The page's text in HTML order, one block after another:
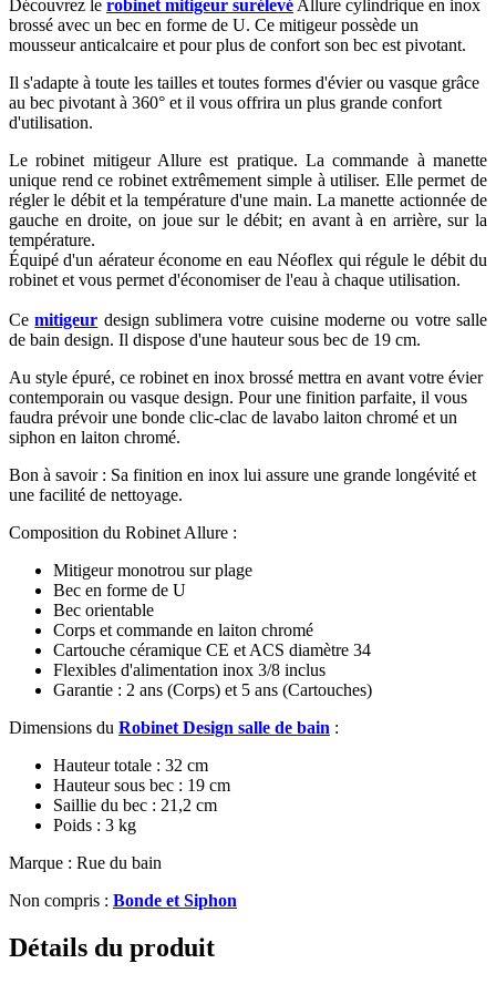
Découvrez le robinet mitigeur surélevé Allure cylindrique en inox
brossé avec un bec en forme de U. Ce mitigeur possède un
mousseur anticalcaire et pour plus de confort son bec est pivotant.
Il s'adapte à toute les tailles et toutes formes d'évier ou vasque grâce
au bec pivotant à 360° et il vous offrira un plus grande confort
d'utilisation.
Le robinet mitigeur Allure est pratique. La commande à manette
unique rend ce robinet extrêmement simple à utiliser. Elle permet de
régler le débit et la température d'une main. La manette actionnée de
gauche en droite, on joue sur le débit; en avant à en arrière, sur la
température.
Équipé d'un aérateur économe en eau Néoflex qui régule le débit du
robinet et vous permet d'économiser de l'eau à chaque utilisation.
Cemitigeur design sublimera votre cuisine moderne ou votre salle
de bain design. Il dispose d'une hauteur sous bec de 19 cm.
Au style épuré, ce robinet en inox brossé mettra en avant votre évier
contemporain ou vasque design. Pour une finition parfaite, il vous
faudra prévoir une bonde clic-clac de lavabo laiton chromé et un
siphon en laiton chromé.
Bon à savoir : Sa finition en inox lui assure une grande longévité et
une facilité de nettoyage.
Composition du Robinet Allure :
Mitigeur monotrou sur plage
Bec en forme de U
Bec orientable
Corps et commande en laiton chromé
Cartouche céramique CE et ACS diamètre 34
Flexibles d'alimentation inox 3/8 inclus
Garantie : 2 ans (Corps) et 5 ans (Cartouches)
Dimensions du Robinet Design salle de bain :
Hauteur totale : 32 cm
Hauteur sous bec : 19 cm
Saillie du bec : 21,2 cm
Poids : 3 kg
Marque : Rue du bain
Non compris : Bonde et Siphon
Détails du produit